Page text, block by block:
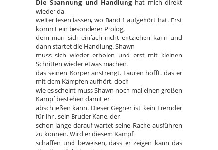
Die Spannung und Handlunghat mich direkt
wieder da
weiter lesen lassen, wo Band 1 aufgehört hat. Erst
kommt ein besonderer Prolog,
dem man sich einfach nicht entziehen kann und
dann startet die Handlung. Shawn
muss sich wieder erholen und erst mit kleinen
Schritten wieder etwas machen,
das seinen Körper anstrengt. Lauren hofft, das er
mit dem Kämpfen aufhört, doch
wie es scheint muss Shawn noch mal einen großen
Kampf bestehen damit er
abschließen kann. Dieser Gegner ist kein Fremder
für ihn, sein Bruder Kane, der
schon lange darauf wartet seine Rache ausführen
zu können. Wird er diesem Kampf
schaffen und beweisen, dass er zeigen kann das